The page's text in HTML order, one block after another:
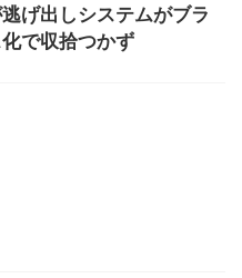
げ出しシステムがブラ
で収拾つかず